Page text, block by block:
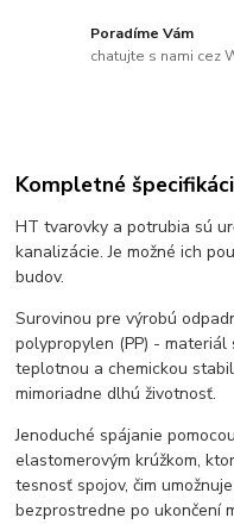
Poradíme Vám
chatujte s nami cez
Kompletné
HT tvarovky a potrubia sú
kanalizácie. Je možné ich
budov.
Surovinou pre výrobú
polypropylen (PP) -
teplotnou a chemickou
mimoriadne dlhú životnosť.
Jenoduché spájanie
elastomerovým krúžkom,
tesnosť spojov, čim
bezprostredne po ukončení